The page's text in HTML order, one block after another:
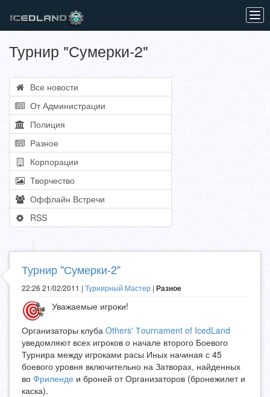
Турнир "Сумерки-2"
Все новости
От Администрации
Полиция
Разное
Корпорации
Творчество
Оффлайн Встречи
RSS
Турнир "Сумерки-2"
22:26 21/02/2011 | Турнирный Мастер | Разное
Уважаемые игроки!
Организаторы клуба Others' Тournament of IcedLand
уведомляют всех игроков о начале второго Боевого
Турнира между игроками расы Иных начиная с 45
боевого уровня включительно на Затворах, найденных
во Фриленде и броней от Организаторов (бронежилет и
каска).